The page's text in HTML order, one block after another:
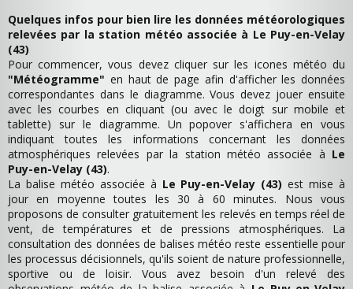
Quelques infos pour bien lire les données météorologiques
relevées par la station météo associée à Le Puy-en-Velay
(43)
Pour commencer, vous devez cliquer sur les icones météo du
"Météogramme" en haut de page afin d'afficher les données
correspondantes dans le diagramme. Vous devez jouer ensuite
avec les courbes en cliquant (ou avec le doigt sur mobile et
tablette) sur le diagramme. Un popover s'affichera en vous
indiquant toutes les informations concernant les données
atmosphériques relevées par la station météo associée à Le
Puy-en-Velay (43).
La balise météo associée à Le Puy-en-Velay (43) est mise à
jour en moyenne toutes les 30 à 60 minutes. Nous vous
proposons de consulter gratuitement les relevés en temps réel de
vent, de températures et de pressions atmosphériques. La
consultation des données de balises météo reste essentielle pour
les processus décisionnels, qu'ils soient de nature professionnelle,
sportive ou de loisir. Vous avez besoin d'un relevé des